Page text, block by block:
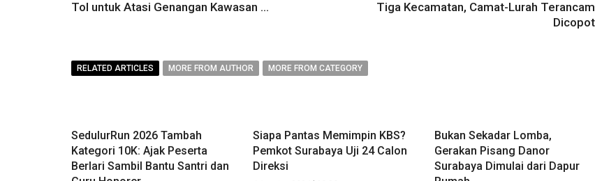
Tol untuk Atasi Genangan Kawasan ...
Tiga Kecamatan, Camat-Lurah Terancam
Dicopot
RELATED ARTICLES MORE FROM AUTHOR MORE FROM CATEGORY
SedulurRun 2026 Tambah
Kategori 10K: Ajak Peserta
Berlari Sambil Bantu Santri dan
Siapa Pantas Memimpin KBS?
Pemkot Surabaya Uji 24 Calon
Direksi
Bukan Sekadar Lomba,
Gerakan Pisang Danor
Surabaya Dimulai dari Dapur